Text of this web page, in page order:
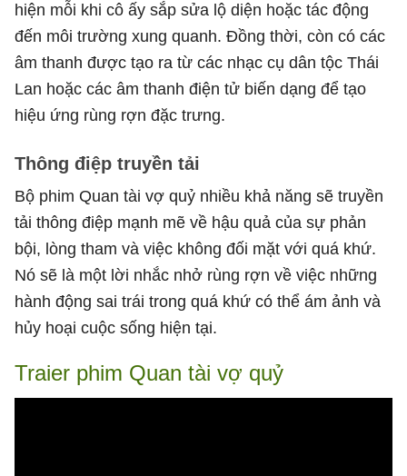
hiện mỗi khi cô ấy sắp sửa lộ diện hoặc tác động
đến môi trường xung quanh. Đồng thời, còn có các
âm thanh được tạo ra từ các nhạc cụ dân tộc Thái
Lan hoặc các âm thanh điện tử biến dạng để tạo
hiệu ứng rùng rợn đặc trưng.
Thông điệp truyền tải
Bộ phim Quan tài vợ quỷ nhiều khả năng sẽ truyền
tải thông điệp mạnh mẽ về hậu quả của sự phản
bội, lòng tham và việc không đối mặt với quá khứ.
Nó sẽ là một lời nhắc nhở rùng rợn về việc những
hành động sai trái trong quá khứ có thể ám ảnh và
hủy hoại cuộc sống hiện tại.
Traier phim Quan tài vợ quỷ